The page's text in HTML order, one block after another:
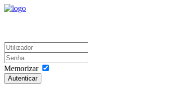
Memorizar
Autenticar